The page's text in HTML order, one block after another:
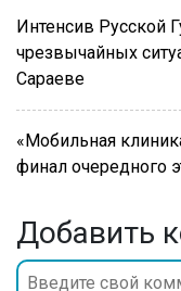
Интенсив Русской
чрезвычайных
Сараеве
«Мобильная
финал очередного
Добавить